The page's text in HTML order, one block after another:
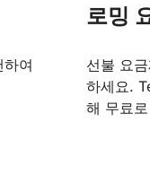
여
로밍
선불 요
하세요.
해 무료